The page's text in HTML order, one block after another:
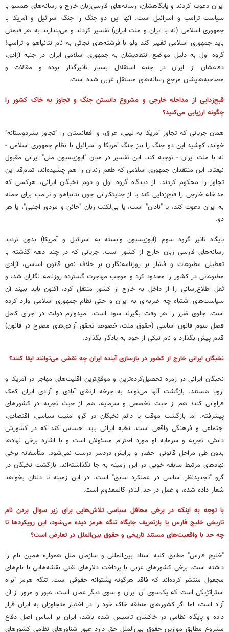
ایران دعوت کردند و پایگاهشان، رسانه‌های فارسی‌زبان خارج و رسانه‌های همسو با
سیاست ترامپ و اسرائیل است. آنها این دو جنگ را جنگ اسرائیل و آمریکا با
جمهوری اسلامی (نه با ایران و ملت ایران) تفسیر کردند و می‌پندارند به هر قیمتی
باید جمهوری اسلامی تغییر کند ولو با فرشته‌های نجاتی به نام نتانیاهو و ترامپ!
گروه اول به دلیل مواضع انتقادیشان به جمهوری اسلامی ایران در جنبه آزادی،
دفاعشان از ایران در جنبه استقلال بسیار تأثیرگذار بوده و مقالات و
مصاحبه‌هایشان مرجع رسانه‌های مستقل غربی شده است.
قبح‌زدایی از مداخله خارجی و مشروع دانستن جنگ و تجاوز به خاک کشور را
چگونه ارزیابی می‌کنید؟
همان جریانی که تجاوز آمریکا به لیبی، عراق، و افغانستان را "تجاوز بشردوستانه"
خواند، کوشید این دو جنگ را نیز جنگ آمریکا و اسرائیل با نظام جمهوری اسلامی -
نه با ملت ایران - توجیه کند. این تفسیر در میان "اپوزیسیون ملی" ایرانی مقبول
نیفتاد. این منتقدان جمهوری اسلامی که طعم زندان را هم چشیده‌اند، تمام‌قد این
تجاوز را محکوم کردند. از دیدگاه گروه اول و دوم نخبگان ایرانی، هرکسی که
مداخله خارجی را قبح‌زدایی کند یا از جنایتکارانی چون نتانیاهو و ترامپ برای حمله
به ایران دعوت کند، یا "نادان" است، یا بی‌لکنت زبان "خائن و مزدور اجنبی"، یا هر
دو.
پایگاه تاثیر گروه سوم (اپوزیسیون وابسته به اسرائیل و آمریکا) بدون تردید
رسانه‌های فارسی زبان خارج از کشور است. جریانی که در چند دهه گذشته با
تعطیلی مطبوعات و فشار بر روزنامه‌نگاران بر خلاف نص قانون اساسی، آزادی
مطبوعاتی در کشور را محدود کرد و موجب مهاجرت گسترده روزنامه نگاران شد، و
ثقل اطلاع‌رسانی را از داخل به خارج از کشور منتقل کرد، اکنون باید ببیند آن
سیاست‌های اشتباه چه ضربه‌ای به ایران و حتی نظام جمهوری اسلامی وارد کرده
است. جلوی ضرر را هر وقت بگیرند سود است. امیدوارم دولت در اجرای کامل
فصل سوم قانون اساسی (حقوق ملت، خصوصا تحقق آزادی‌های مصرح در قانون)
قدم پیش بگذارد و نام نیکی از خود به یادگار بگذارد.
نخبگان ایرانی خارج از کشور در بازسازی آینده ایران چه نقشی می‌توانند ایفا کنند؟
نخبگان ایرانی در زمره تحصیل‌کرده‌ترین و موفق‌ترین اقلیت‌های مهاجر در آمریکا و
اروپا هستند. بازگشت آنها می‌تواند به چرخه ارتقای آبادی و آزادی ایران کمک
فراوانی کند؛ هم از حیث تخصص و سرمایه، هم از حیث تجربه در کشورهای
پیشرفته. اما بازگشت موقت یا دائم نخبگان در گرو امنیت سیاسی، اقتصادی،
اجتماعی و فرهنگی واقعی است. نخبه ایرانی باید احساس کند که در کشورش
دانش، تجربه و سرمایه او مورد احترام مسئولان است و با اشاره برخی نهادها
بدون طی مراحل قانونی احضار و برایش دردسر درست نمی‌شود. متأسفانه برخی
نهادهای مرتبط سابقه خوبی در این زمینه به جا نگذاشته‌اند. بازگشت نخبگان در
گرو "تجدیدنظر اساسی در عملکرد سابق" است. در این زمینه تا دلتان بخواهد
شعار داده شده، و عمل در حد النادر کالمعدوم است.
با توجه به اینکه در برخی محافل سیاسی تلاش‌هایی برای زیر سوال بردن نام
تاریخی خلیج فارس یا بازتعریف جایگاه تنگه هرمز دیده می‌شود، این رویکردها تا
چه حد با واقعیت‌های مستند تاریخی و حقوق بین‌الملل در تعارض است؟
"خلیج فارس" مطابق کلیه اسناد بین‌المللی و سازمان ملل همواره همین نام را
داشته است. برخی کشورهای عربی با پرداخت دلارهای نفتی نقشه‌هایی با نام‌های
مجعول منتشر کرده‌اند که فاقد هرگونه پشتوانه حقوقی است. تنگه هرمز آبراه
استراتژیکی است که یک‌سوی آن ایران و سوی دیگر عمان است. عبور و مرور از آن
آزاد است، اما اگر کشورهای منطقه خاک خود را در اختیار متجاوزان به ایران قرار
داده و پایگاه نظامی در خاکشان تاسیس شده باشد، ایران بر اساس اصل دفاع
مشروع مطابق موازین حقوق بین‌الملل حق دارد عبور شناورهای نظامی کشورهای